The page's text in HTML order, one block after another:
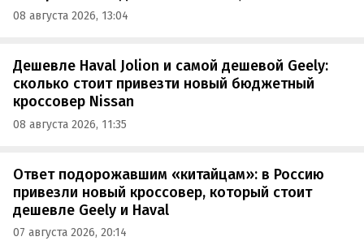
08 августа 2026, 13:04
Дешевле Haval Jolion и самой дешевой Geely:
сколько стоит привезти новый бюджетный
кроссовер Nissan
08 августа 2026, 11:35
Ответ подорожавшим «китайцам»: в Россию
привезли новый кроссовер, который стоит
дешевле Geely и Haval
07 августа 2026, 20:14